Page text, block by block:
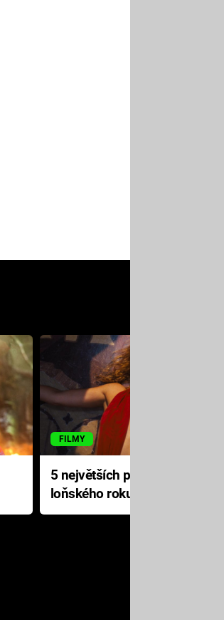
FILMY
5 největších propadáků
loňského roku: Disney na
jediné katastrofě prodělal 200